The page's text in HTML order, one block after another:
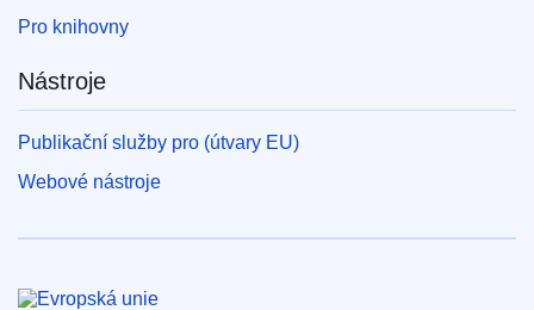
Pro knihovny
Nástroje
Publikační služby pro (útvary EU)
Webové nástroje